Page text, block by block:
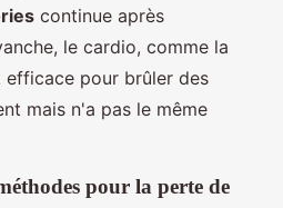
continue après
le cardio, comme la
efficace pour brûler des
mais n'a pas le même
pour la perte de